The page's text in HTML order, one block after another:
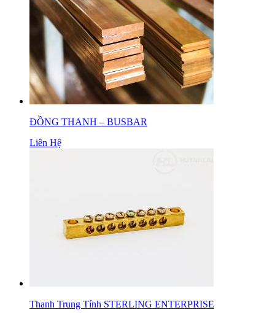
ĐỒNG THANH – BUSBAR
Liên Hệ
Thanh Trung Tính STERLING ENTERPRISE